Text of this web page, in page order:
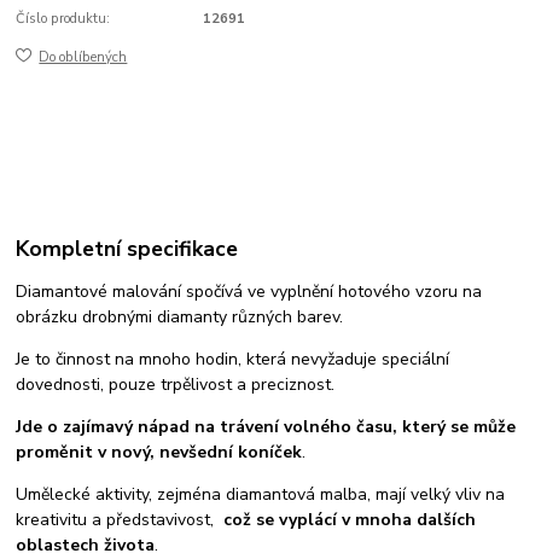
Číslo produktu: 12691
Do oblíbených
Kompletní specifikace
Diamantové malování spočívá ve vyplnění hotového vzoru na
obrázku drobnými diamanty různých barev.
Je to činnost na mnoho hodin, která nevyžaduje speciální
dovednosti, pouze trpělivost a preciznost.
Jde o zajímavý nápad na trávení volného času, který se může
proměnit v nový, nevšední koníček.
Umělecké aktivity, zejména diamantová malba, mají velký vliv na
kreativitu a představivost, což se vyplácí v mnoha dalších
oblastech života.